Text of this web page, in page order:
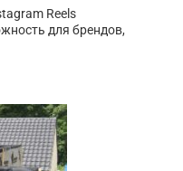
Reels
для брендов,